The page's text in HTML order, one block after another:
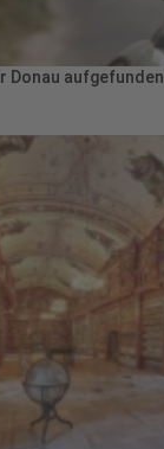
Donau aufgefunden